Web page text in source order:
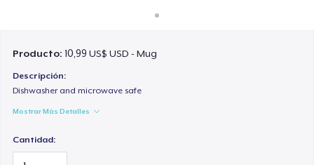
Producto:10,99 US$ USD - Mug
Descripción:
Dishwasher and microwave safe
Mostrar Más Detalles
Cantidad: